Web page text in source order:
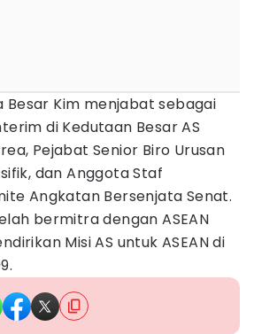
Besar Kim menjabat sebagai
di Kedutaan Besar AS
Pejabat Senior Biro Urusan
dan Anggota Staf
Angkatan Bersenjata Senat.
bermitra dengan ASEAN
Misi AS untuk ASEAN di